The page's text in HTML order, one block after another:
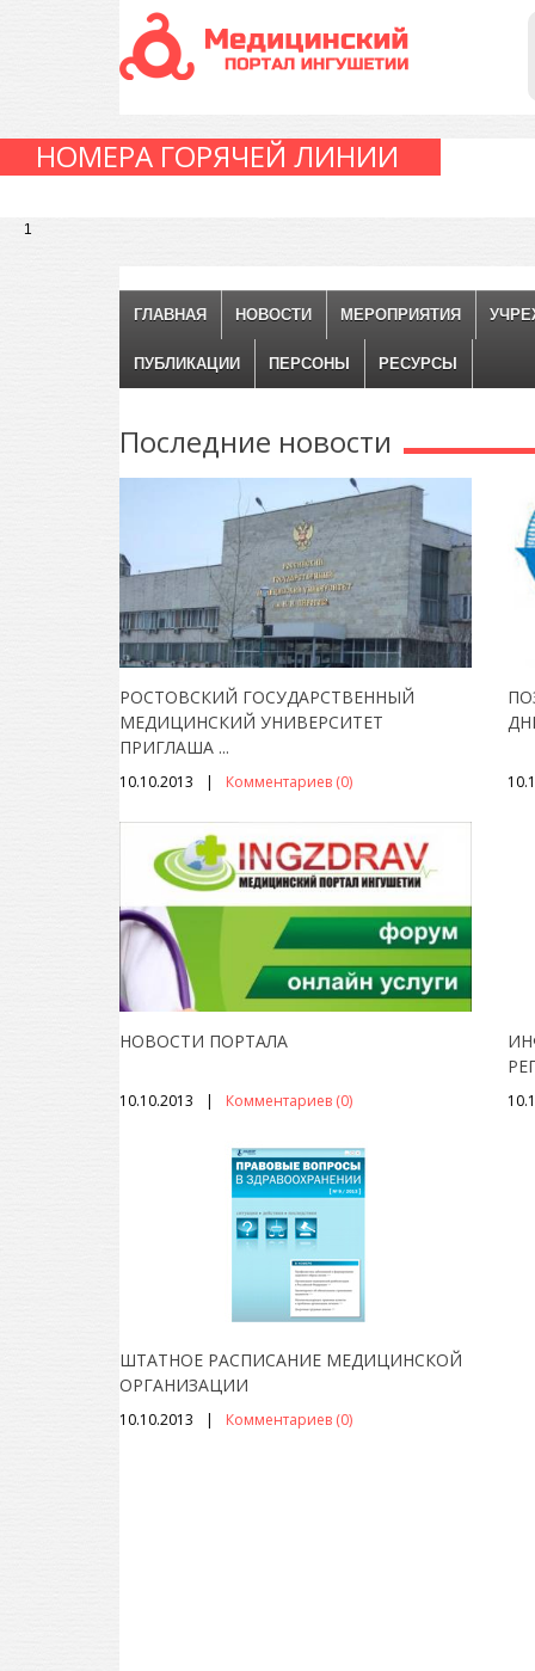
НОМЕРА ГОРЯЧЕЙ ЛИНИИ
1
ГЛАВНАЯ НОВОСТИ МЕРОПРИЯТИЯ
ПУБЛИКАЦИИ ПЕРСОНЫ РЕСУРСЫ
Последние новости
РОСТОВСКИЙ ГОСУДАРСТВЕННЫЙ
МЕДИЦИНСКИЙ УНИВЕРСИТЕТ
ПРИГЛАША ...
10.10.2013 Комментариев (0)
НОВОСТИ ПОРТАЛА
10.10.2013 Комментариев (0)
ШТАТНОЕ РАСПИСАНИЕ МЕДИЦИНСКОЙ
ОРГАНИЗАЦИИ
10.10.2013 Комментариев (0)